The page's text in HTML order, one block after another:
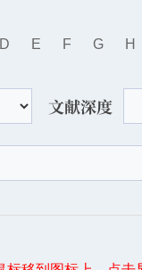
D E F G H
文献深度